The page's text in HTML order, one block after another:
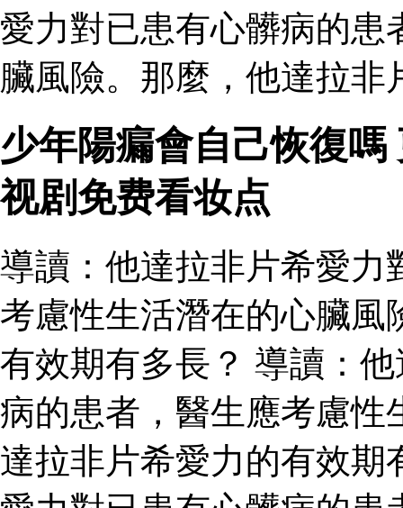
愛力對已患有心髒病的患
臟風險。那麼，他達拉
少年陽瘺會自己恢復
视剧免费看妆点
導讀：他達拉非片希愛力
考慮性生活潛在的心臟風
有效期有多長？ 導讀：
病的患者，醫生應考慮性
達拉非片希愛力的有效期